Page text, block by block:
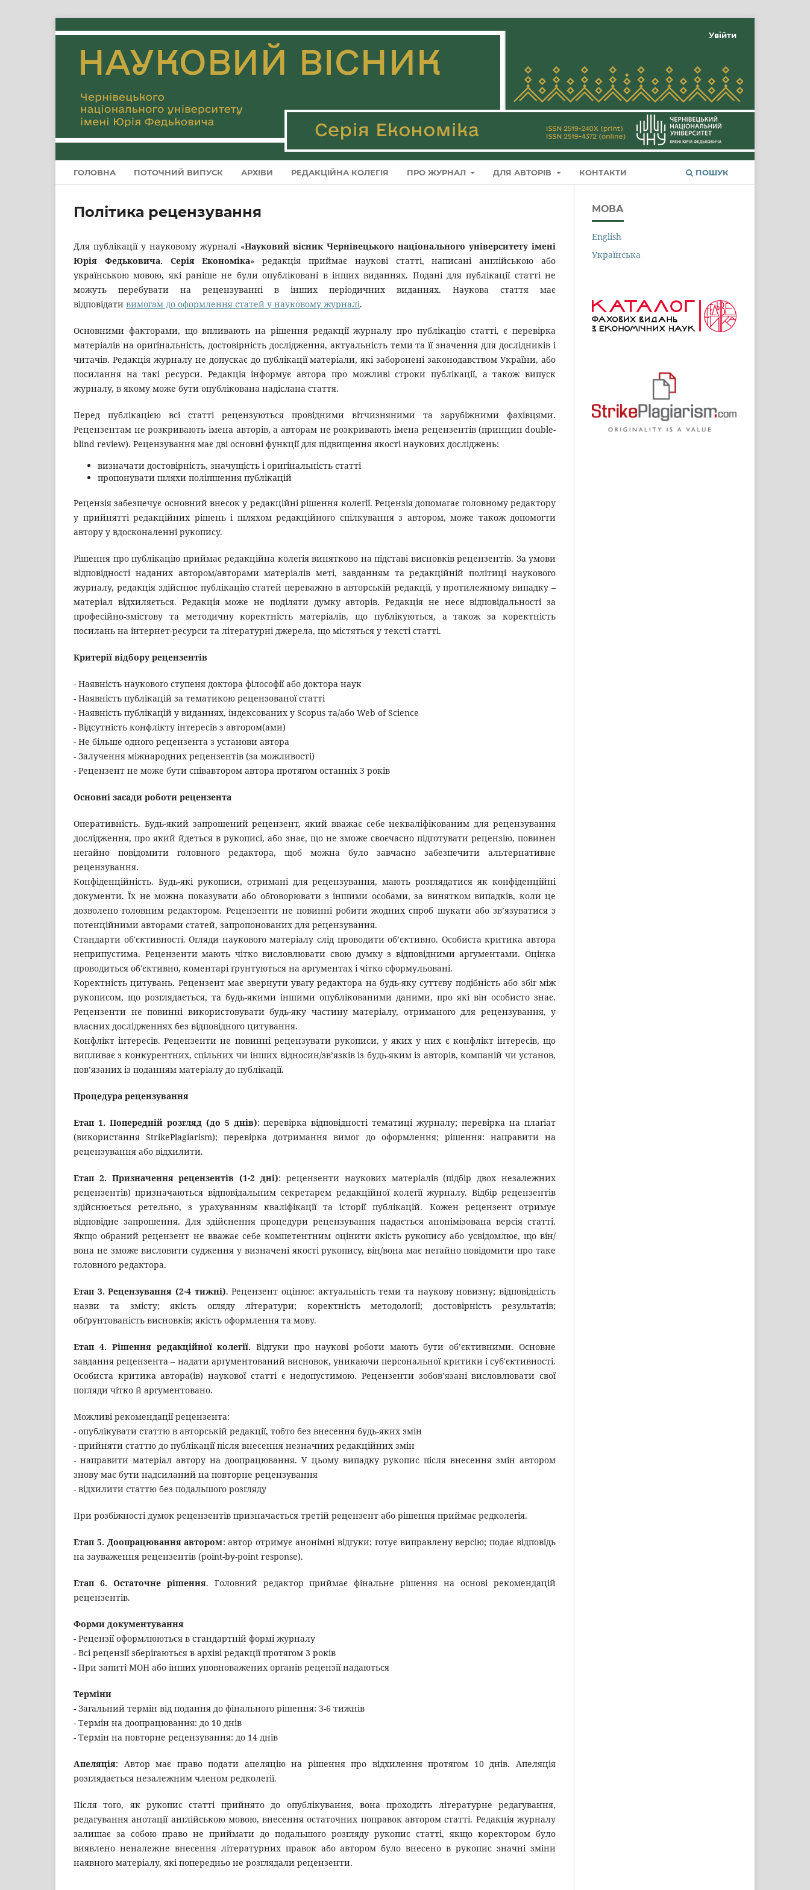
ГОЛОВНА ПОТОЧНИЙ ВИПУСК АРХІВИ РЕДАКЦІЙНА КОЛЕГІЯ ПРО ЖУРНАЛ ДЛЯ АВТОРІВ КОНТАКТИ ПОШУК
Увійти
Політика рецензування
Для публікації у науковому журналі «Науковий вісник Чернівецького національного університету імені
Юрія Федьковича. Серія Економіка» редакція приймає наукові статті, написані англійською або
українською мовою, які раніше не були опубліковані в інших виданнях. Подані для публікації статті не
можуть перебувати на рецензуванні в інших періодичних виданнях. Наукова стаття має
відповідати вимогам до оформлення статей у науковому журналі.
Основними факторами, що впливають на рішення редакції журналу про публікацію статті, є перевірка
матеріалів на оригінальність, достовірність дослідження, актуальність теми та її значення для дослідників і
читачів. Редакція журналу не допускає до публікації матеріали, які заборонені законодавством України, або
посилання на такі ресурси. Редакція інформує автора про можливі строки публікації, а також випуск
журналу, в якому може бути опублікована надіслана стаття.
Перед публікацією всі статті рецензуються провідними вітчизняними та зарубіжними фахівцями.
Рецензентам не розкривають імена авторів, а авторам не розкривають імена рецензентів (принцип double-
blind review). Рецензування має дві основні функції для підвищення якості наукових досліджень:
визначати достовірність, значущість і оригінальність статті
пропонувати шляхи поліпшення публікацій
Рецензія забезпечує основний внесок у редакційні рішення колегії. Рецензія допомагає головному редактору
у прийнятті редакційних рішень і шляхом редакційного спілкування з автором, може також допомогти
автору у вдосконаленні рукопису.
Рішення про публікацію приймає редакційна колегія винятково на підставі висновків рецензентів. За умови
відповідності наданих автором/авторами матеріалів меті, завданням та редакційній політиці наукового
журналу, редакція здійснює публікацію статей переважно в авторській редакції, у протилежному випадку –
матеріал відхиляється. Редакція може не поділяти думку авторів. Редакція не несе відповідальності за
професійно-змістову та методичну коректність матеріалів, що публікуються, а також за коректність
посилань на інтернет-ресурси та літературні джерела, що містяться у тексті статті.
Критерії відбору рецензентів
- Наявність наукового ступеня доктора філософії або доктора наук
- Наявність публікацій за тематикою рецензованої статті
- Наявність публікацій у виданнях, індексованих у Scopus та/або Web of Science
- Відсутність конфлікту інтересів з автором(ами)
- Не більше одного рецензента з установи автора
- Залучення міжнародних рецензентів (за можливості)
- Рецензент не може бути співавтором автора протягом останніх 3 років
Основні засади роботи рецензента
Оперативність. Будь-який запрошений рецензент, який вважає себе некваліфікованим для рецензування
дослідження, про який йдеться в рукописі, або знає, що не зможе своєчасно підготувати рецензію, повинен
негайно повідомити головного редактора, щоб можна було завчасно забезпечити альтернативне
рецензування.
Конфіденційність. Будь-які рукописи, отримані для рецензування, мають розглядатися як конфіденційні
документи. Їх не можна показувати або обговорювати з іншими особами, за винятком випадків, коли це
дозволено головним редактором. Рецензенти не повинні робити жодних спроб шукати або зв’язуватися з
потенційними авторами статей, запропонованих для рецензування.
Стандарти об'єктивності. Огляди наукового матеріалу слід проводити об’єктивно. Особиста критика автора
неприпустима. Рецензенти мають чітко висловлювати свою думку з відповідними аргументами. Оцінка
проводиться об'єктивно, коментарі ґрунтуються на аргументах і чітко сформульовані.
Коректність цитувань. Рецензент має звернути увагу редактора на будь-яку суттєву подібність або збіг між
рукописом, що розглядається, та будь-якими іншими опублікованими даними, про які він особисто знає.
Рецензенти не повинні використовувати будь-яку частину матеріалу, отриманого для рецензування, у
власних дослідженнях без відповідного цитування.
Конфлікт інтересів. Рецензенти не повинні рецензувати рукописи, у яких у них є конфлікт інтересів, що
випливає з конкурентних, спільних чи інших відносин/зв’язків із будь-яким із авторів, компаній чи установ,
пов’язаних із поданням матеріалу до публікації.
Процедура рецензування
Етап 1. Попередній розгляд (до 5 днів): перевірка відповідності тематиці журналу; перевірка на плагіат
(використання StrikePlagiarism); перевірка дотримання вимог до оформлення; рішення: направити на
рецензування або відхилити.
Етап 2. Призначення рецензентів (1-2 дні): рецензенти наукових матеріалів (підбір двох незалежних
рецензентів) призначаються відповідальним секретарем редакційної колегії журналу. Відбір рецензентів
здійснюється ретельно, з урахуванням кваліфікації та історії публікацій. Кожен рецензент отримує
відповідне запрошення. Для здійснення процедури рецензування надається анонімізована версія статті.
Якщо обраний рецензент не вважає себе компетентним оцінити якість рукопису або усвідомлює, що він/
вона не зможе висловити судження у визначені якості рукопису, він/вона має негайно повідомити про таке
головного редактора.
Етап 3. Рецензування (2-4 тижні). Рецензент оцінює: актуальність теми та наукову новизну; відповідність
назви та змісту; якість огляду літератури; коректність методології; достовірність результатів;
обґрунтованість висновків; якість оформлення та мову.
Етап 4. Рішення редакційної колегії. Відгуки про наукові роботи мають бути об’єктивними. Основне
завдання рецензента – надати аргументований висновок, уникаючи персональної критики і суб'єктивності.
Особиста критика автора(ів) наукової статті є недопустимою. Рецензенти зобов’язані висловлювати свої
погляди чітко й аргументовано.
Можливі рекомендації рецензента:
- опублікувати статтю в авторській редакції, тобто без внесення будь-яких змін
- прийняти статтю до публікації після внесення незначних редакційних змін
- направити матеріал автору на доопрацювання. У цьому випадку рукопис після внесення змін автором
знову має бути надсиланий на повторне рецензування
- відхилити статтю без подальшого розгляду
При розбіжності думок рецензентів призначається третій рецензент або рішення приймає редколегія.
Етап 5. Доопрацювання автором: автор отримує анонімні відгуки; готує виправлену версію; подає відповідь
на зауваження рецензентів (point-by-point response).
Етап 6. Остаточне рішення. Головний редактор приймає фінальне рішення на основі рекомендацій
рецензентів.
Форми документування
- Рецензії оформлюються в стандартній формі журналу
- Всі рецензії зберігаються в архіві редакції протягом 3 років
- При запиті МОН або інших уповноважених органів рецензії надаються
Терміни
- Загальний термін від подання до фінального рішення: 3-6 тижнів
- Термін на доопрацювання: до 10 днів
- Термін на повторне рецензування: до 14 днів
Апеляція: Автор має право подати апеляцію на рішення про відхилення протягом 10 днів. Апеляція
розглядається незалежним членом редколегії.
Після того, як рукопис статті прийнято до опублікування, вона проходить літературне редагування,
редагування анотації англійською мовою, внесення остаточних поправок автором статті. Редакція журналу
залишає за собою право не приймати до подальшого розгляду рукопис статті, якщо коректором було
виявлено неналежне внесення літературних правок або автором було внесено в рукопис значні зміни
наявного матеріалу, які попередньо не розглядали рецензенти.
МОВА
English
Українська